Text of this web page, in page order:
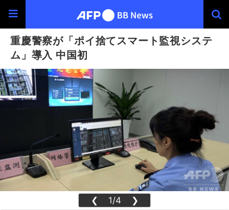
重慶警察が「ポイ捨てスマート監視システ
ム」導入 中国初
❮ 1/4 ❯